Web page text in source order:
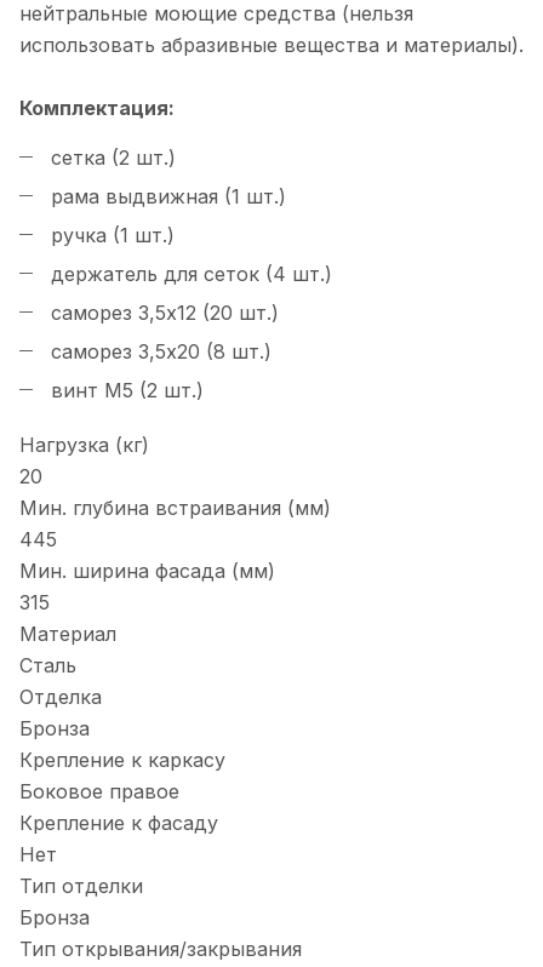
нейтральные моющие средства (нельзя
использовать абразивные вещества и материалы).
Комплектация:
сетка (2 шт.)
рама выдвижная (1 шт.)
ручка (1 шт.)
держатель для сеток (4 шт.)
саморез 3,5х12 (20 шт.)
саморез 3,5х20 (8 шт.)
винт М5 (2 шт.)
Нагрузка (кг)
20
Мин. глубина встраивания (мм)
445
Мин. ширина фасада (мм)
315
Материал
Сталь
Отделка
Бронза
Крепление к каркасу
Боковое правое
Крепление к фасаду
Нет
Тип отделки
Бронза
Тип открывания/закрывания